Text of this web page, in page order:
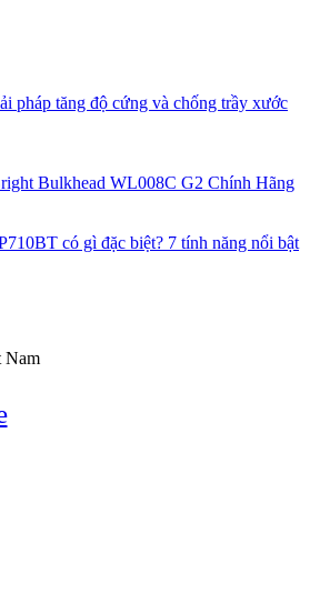
pháp tăng độ cứng và chống trầy xước
Bulkhead WL008C G2 Chính Hãng
có gì đặc biệt? 7 tính năng nổi bật
Nam